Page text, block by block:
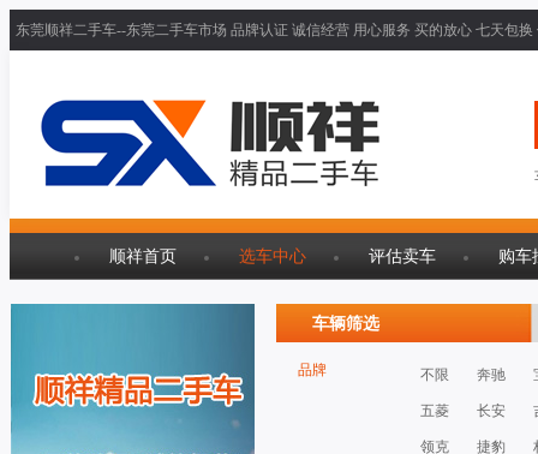
东莞顺祥二手车--东莞二手车市场 品牌认证 诚信经营 用心服务 买的放心 七天包换
顺祥首页 选车中心 评估卖车 购车
车辆筛选
品牌 不限 奔驰
五菱 长安
领克 捷豹